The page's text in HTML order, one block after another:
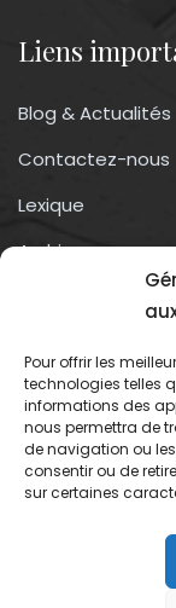
Pour offrir les
technologies telles
informations des
nous permettra de
de navigation ou les
consentir ou de
sur certaines
Liens
Blog & Actualités
Contactez-nous
Lexique
Archives
Contactez-
Association du
13 rue trigance
13002 – Marseille